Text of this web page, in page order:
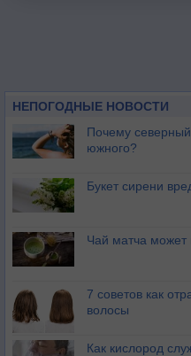
НЕПОГОДНЫЕ НОВОСТИ
Почему северный
южного?
Букет сирени
Чай матча может
7 советов как
волосы
Как кислород